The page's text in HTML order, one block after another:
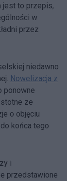
jest to przepis,
w
przez
niedawno
Nowelizacja z
ponowne
ze
o objęciu
końca tego
i
przedstawione